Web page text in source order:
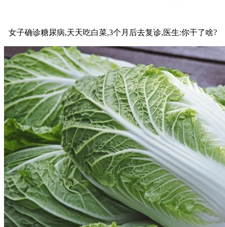
女子确诊糖尿病,天天吃白菜,3个月后去复诊,医生:你干了啥?